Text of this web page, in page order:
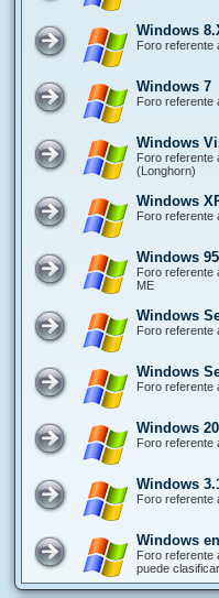
Windows
Foro referente
Windows 7
Foro referente
Windows
Foro referente
(Longhorn)
Windows
Foro referente
Windows
Foro referente
ME
Windows
Foro referente
Windows
Foro referente
Windows
Foro referente
Windows
Foro referente
Windows
Foro referente
puede